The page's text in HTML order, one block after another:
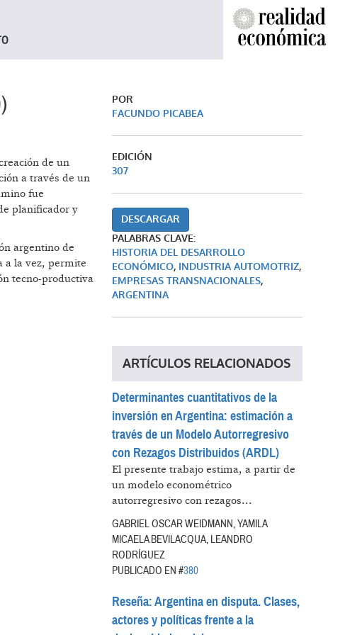
de un
a través de un
fue
planificador y
argentino de
a la vez, permite
tecno-productiva
POR
FACUNDO PICABEA
EDICIÓN
307
DESCARGAR
PALABRAS CLAVE:
HISTORIA DEL DESARROLLO
ECONÓMICO, INDUSTRIA AUTOMOTRIZ,
EMPRESAS TRANSNACIONALES,
ARGENTINA
ARTÍCULOS RELACIONADOS
Determinantes cuantitativos de la
inversión en Argentina: estimación a
través de un Modelo Autorregresivo
con Rezagos Distribuidos (ARDL)
El presente trabajo estima, a partir de
un modelo econométrico
autorregresivo con rezagos...
GABRIEL OSCAR WEIDMANN, YAMILA
MICAELA BEVILACQUA, LEANDRO
RODRÍGUEZ
PUBLICADO EN #380
Reseña: Argentina en disputa. Clases,
actores y políticas frente a la